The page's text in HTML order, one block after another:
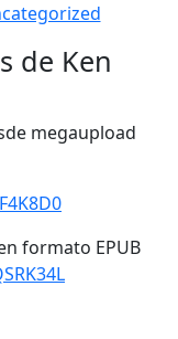
de Ken
megaupload
formato EPUB